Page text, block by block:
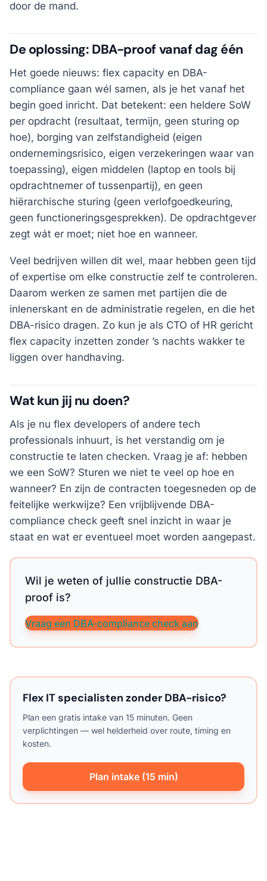
door de mand.
De oplossing: DBA-proof vanaf dag één
Het goede nieuws: flex capacity en DBA-
compliance gaan wél samen, als je het vanaf het
begin goed inricht. Dat betekent: een heldere SoW
per opdracht (resultaat, termijn, geen sturing op
hoe), borging van zelfstandigheid (eigen
ondernemingsrisico, eigen verzekeringen waar van
toepassing), eigen middelen (laptop en tools bij
opdrachtnemer of tussenpartij), en geen
hiërarchische sturing (geen verlofgoedkeuring,
geen functioneringsgesprekken). De opdrachtgever
zegt wát er moet; niet hoe en wanneer.
Veel bedrijven willen dit wel, maar hebben geen tijd
of expertise om elke constructie zelf te controleren.
Daarom werken ze samen met partijen die de
inlenerskant en de administratie regelen, en die het
DBA-risico dragen. Zo kun je als CTO of HR gericht
flex capacity inzetten zonder ’s nachts wakker te
liggen over handhaving.
Wat kun jij nu doen?
Als je nu flex developers of andere tech
professionals inhuurt, is het verstandig om je
constructie te laten checken. Vraag je af: hebben
we een SoW? Sturen we niet te veel op hoe en
wanneer? En zijn de contracten toegesneden op de
feitelijke werkwijze? Een vrijblijvende DBA-
compliance check geeft snel inzicht in waar je
staat en wat er eventueel moet worden aangepast.
Wil je weten of jullie constructie DBA-
proof is?
Vraag een DBA-compliance check aan
Flex IT specialisten zonder DBA-risico?
Plan een gratis intake van 15 minuten. Geen
verplichtingen — wel helderheid over route, timing en
kosten.
Plan intake (15 min)